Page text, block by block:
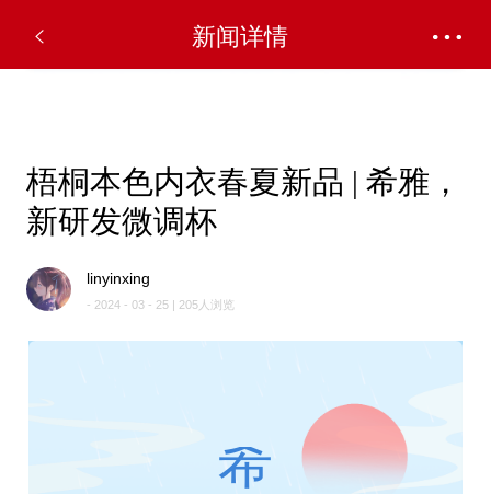
新闻详情
梧桐本色内衣春夏新品 | 希雅，
新研发微调杯
linyinxing
- 2024 - 03 - 25 | 205人浏览
希